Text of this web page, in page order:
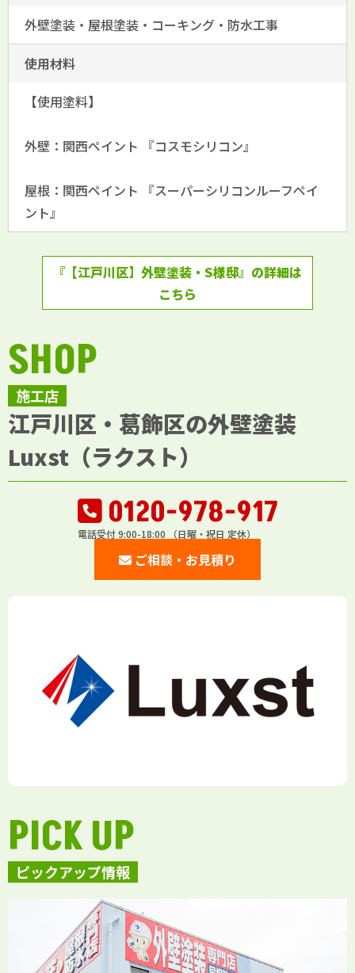
外壁塗装・屋根塗装・コーキング・防水工事
使用材料
【使用塗料】
外壁：関西ペイント 『コスモシリコン』
屋根：関西ペイント 『スーパーシリコンルーフペイ
ント』
『【江戸川区】外壁塗装・S様邸』の詳細は
こちら
施工店
SHOP
江戸川区・葛飾区の外壁塗装
Luxst（ラクスト）
0120-978-917
電話受付 9:00-18:00 （日曜・祝日 定休）
ご相談・お見積り
ピックアップ情報
PICK UP